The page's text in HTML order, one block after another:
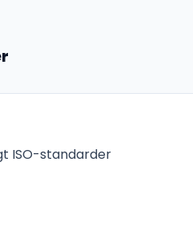
ISO-standarder